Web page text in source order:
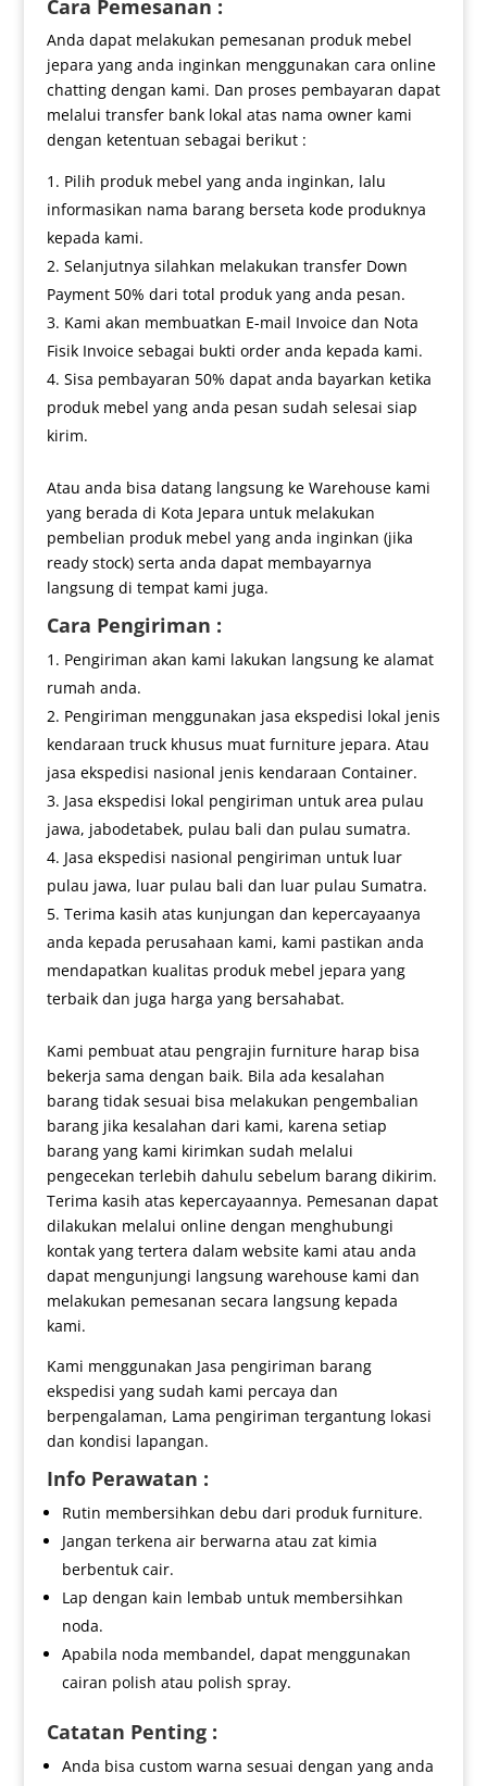
Cara Pemesanan :
Anda dapat melakukan pemesanan produk mebel
jepara yang anda inginkan menggunakan cara online
chatting dengan kami. Dan proses pembayaran dapat
melalui transfer bank lokal atas nama owner kami
dengan ketentuan sebagai berikut :
Pilih produk mebel yang anda inginkan, lalu
informasikan nama barang berseta kode produknya
kepada kami.
Selanjutnya silahkan melakukan transfer Down
Payment 50% dari total produk yang anda pesan.
Kami akan membuatkan E-mail Invoice dan Nota
Fisik Invoice sebagai bukti order anda kepada kami.
Sisa pembayaran 50% dapat anda bayarkan ketika
produk mebel yang anda pesan sudah selesai siap
kirim.
Atau anda bisa datang langsung ke Warehouse kami
yang berada di Kota Jepara untuk melakukan
pembelian produk mebel yang anda inginkan (jika
ready stock) serta anda dapat membayarnya
langsung di tempat kami juga.
Cara Pengiriman :
Pengiriman akan kami lakukan langsung ke alamat
rumah anda.
Pengiriman menggunakan jasa ekspedisi lokal jenis
kendaraan truck khusus muat furniture jepara. Atau
jasa ekspedisi nasional jenis kendaraan Container.
Jasa ekspedisi lokal pengiriman untuk area pulau
jawa, jabodetabek, pulau bali dan pulau sumatra.
Jasa ekspedisi nasional pengiriman untuk luar
pulau jawa, luar pulau bali dan luar pulau Sumatra.
Terima kasih atas kunjungan dan kepercayaanya
anda kepada perusahaan kami, kami pastikan anda
mendapatkan kualitas produk mebel jepara yang
terbaik dan juga harga yang bersahabat.
Kami pembuat atau pengrajin furniture harap bisa
bekerja sama dengan baik. Bila ada kesalahan
barang tidak sesuai bisa melakukan pengembalian
barang jika kesalahan dari kami, karena setiap
barang yang kami kirimkan sudah melalui
pengecekan terlebih dahulu sebelum barang dikirim.
Terima kasih atas kepercayaannya. Pemesanan dapat
dilakukan melalui online dengan menghubungi
kontak yang tertera dalam website kami atau anda
dapat mengunjungi langsung warehouse kami dan
melakukan pemesanan secara langsung kepada
kami.
Kami menggunakan Jasa pengiriman barang
ekspedisi yang sudah kami percaya dan
berpengalaman, Lama pengiriman tergantung lokasi
dan kondisi lapangan.
Info Perawatan :
Rutin membersihkan debu dari produk furniture.
Jangan terkena air berwarna atau zat kimia
berbentuk cair.
Lap dengan kain lembab untuk membersihkan
noda.
Apabila noda membandel, dapat menggunakan
cairan polish atau polish spray.
Catatan Penting :
Anda bisa custom warna sesuai dengan yang anda